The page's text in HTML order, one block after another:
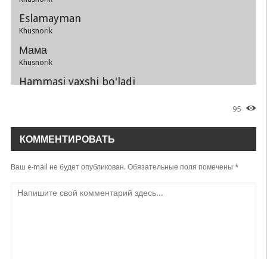
Eslamayman
Khusnorik
Мама
Khusnorik
Hammasi yaxshi bo'ladi
95
КОММЕНТИРОВАТЬ
Ваш e-mail не будет опубликован.Обязательные поля помечены *